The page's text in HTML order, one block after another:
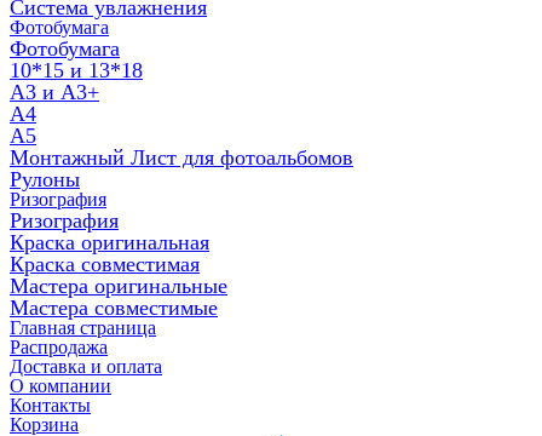
Система увлажнения
Фотобумага
Фотобумага
10*15 и 13*18
A3 и А3+
А4
А5
Монтажный Лист для фотоальбомов
Рулоны
Ризография
Ризография
Краска оригинальная
Краска совместимая
Мастера оригинальные
Мастера совместимые
Главная страница
Распродажа
Доставка и оплата
О компании
Контакты
Корзина